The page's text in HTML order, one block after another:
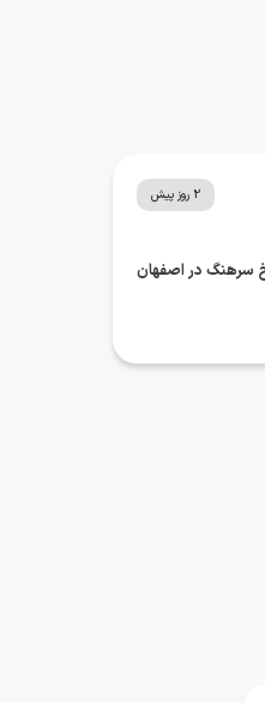
2 روز پیش
سرهنگ در اصفهان